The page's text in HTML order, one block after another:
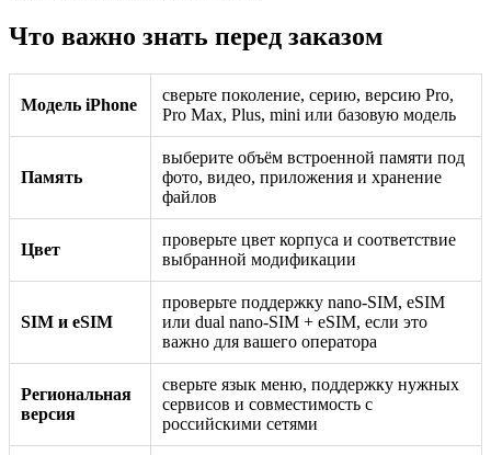
Что важно знать перед заказом
Модель iPhone
сверьте поколение, серию, версию Pro,
Pro Max, Plus, mini или базовую модель
Память
выберите объём встроенной памяти под
фото, видео, приложения и хранение
файлов
Цвет
проверьте цвет корпуса и соответствие
выбранной модификации
SIM и eSIM
проверьте поддержку nano-SIM, eSIM
или dual nano-SIM + eSIM, если это
важно для вашего оператора
Региональная
версия
сверьте язык меню, поддержку нужных
сервисов и совместимость с
российскими сетями